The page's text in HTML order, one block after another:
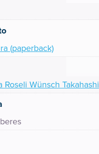
(paperback)
Roseli Wünsch Takahashi